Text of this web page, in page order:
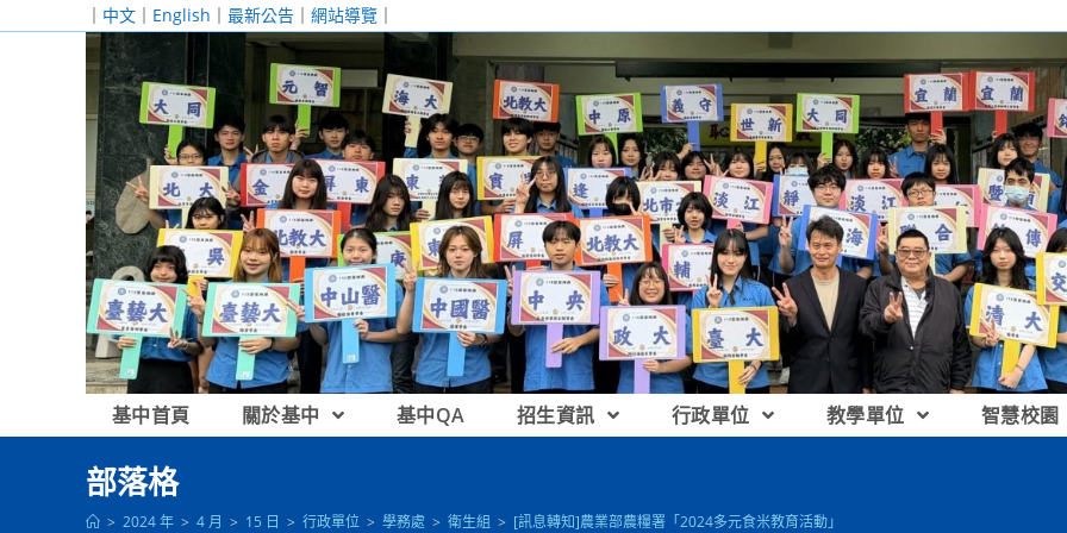
｜ 中文 ｜ English ｜ 最新公告 ｜ 網站導覽 ｜
基中首頁 關於基中 基中QA 招生資訊 行政單位 教學單位 智慧校園
部落格
> 2024 年 > 4 月 > 15 日 > 行政單位 > 學務處 > 衛生組 > [訊息轉知]農業部農糧署「2024多元食米教育活動」